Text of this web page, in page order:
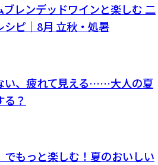
レンデッドワインと楽しむ 二
シピ｜8月 立秋・処暑
い、疲れて見える……大人の夏
？
でもっと楽しむ！夏のおいしい